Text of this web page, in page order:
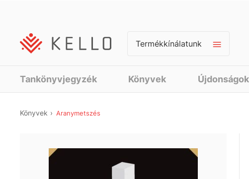
Termékkínálatunk
Tankönyvjegyzék Könyvek Újdonságok
Könyvek Aranymetszés